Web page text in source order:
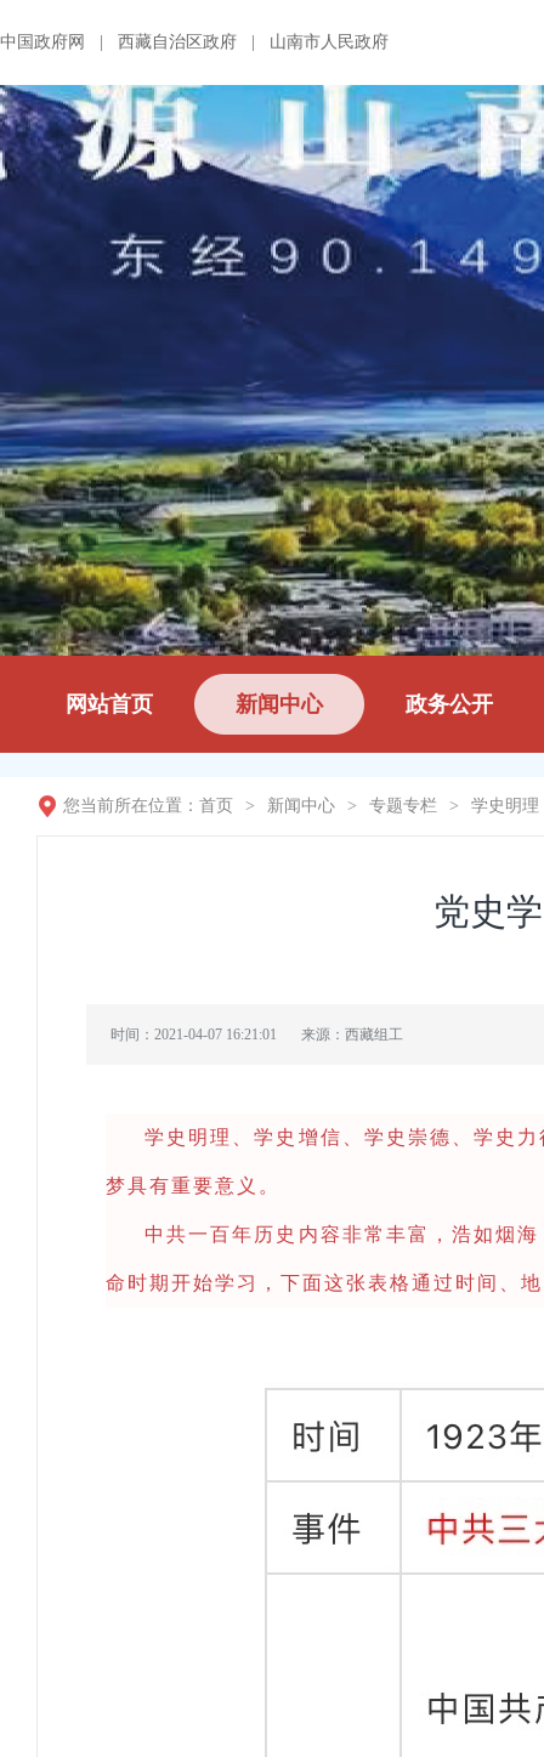
中国政府网 西藏自治区政府 山南市人民政府
网站首页 新闻中心 政务公开
您当前所在位置： 首页 > 新闻中心 > 专题专栏 > 学史明理
党史
时间：2021-04-07 16:21:01 来源：西藏组工
学史明理、学史增信、学史崇德、学史
梦具有重要意义。
中共一百年历史内容非常丰富，浩如烟
命时期开始学习，下面这张表格通过时间、